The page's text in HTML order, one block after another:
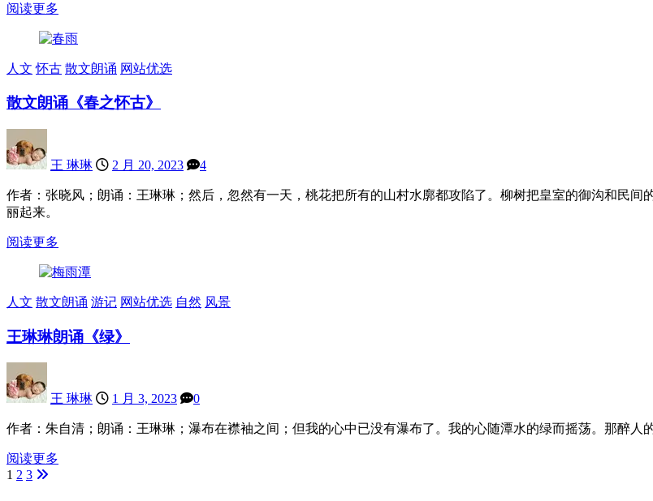
阅读更多
人文 怀古 散文朗诵 网站优选
散文朗诵《春之怀古》
王 琳琳 2 月 20, 2023 4
作者：张晓风；朗诵：王琳琳；然后，忽然有一天，桃花把所有的山村水廓都攻陷了。柳树把皇室的御沟和民
丽起来。
阅读更多
人文 散文朗诵 游记 网站优选 自然 风景
王琳琳朗诵《绿》
王 琳琳 1 月 3, 2023 0
作者：朱自清；朗诵：王琳琳；瀑布在襟袖之间；但我的心中已没有瀑布了。我的心随潭水的绿而摇荡。那醉人
阅读更多
文
1 2 3